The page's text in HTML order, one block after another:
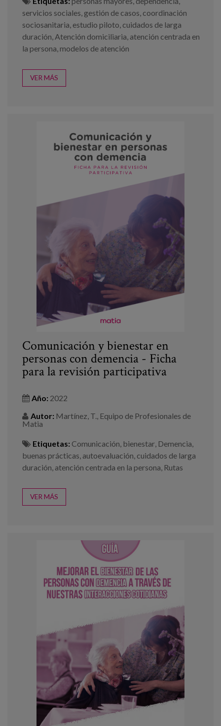
servicios sociales, gestión de casos, coordinación
sociosanitaria, estudio piloto, cuidados de larga
duración, Atención domiciliaria, atención centrada en
la persona,modelos de atención
VER MÁS
Comunicación y bienestar en
personas con demencia - Ficha
para la revisión participativa
Año: 2022
Autor: Martínez, T., Equipo de Profesionales de
Matia
Etiquetas: Comunicación bienestar Demencia
buenas prácticas autoevaluación cuidados de larga
duración atención centrada en la persona Rutas
VER MÁS